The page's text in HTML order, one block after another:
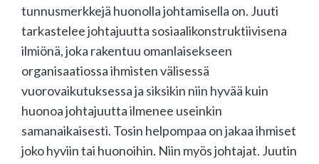
tunnusmerkkejä huonolla johtamisella on. Juuti
tarkastelee johtajuutta sosiaalikonstruktiivisena
ilmiönä, joka rakentuu omanlaisekseen
organisaatiossa ihmisten välisessä
vuorovaikutuksessa ja siksikin niin hyvää kuin
huonoa johtajuutta ilmenee useinkin
samanaikaisesti. Tosin helpompaa on jakaa ihmiset
joko hyviin tai huonoihin. Niin myös johtajat. Juutin